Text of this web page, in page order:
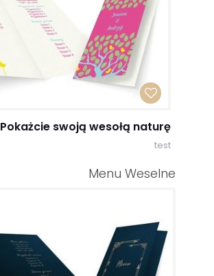
Pokażcie swoją wesołą naturę
test
Menu Weselne